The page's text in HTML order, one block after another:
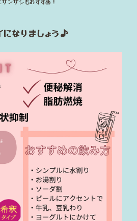
になりましょう♪